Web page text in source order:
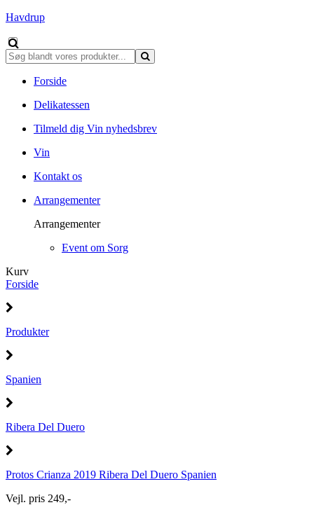
Havdrup
Forside
Delikatessen
Tilmeld dig Vin nyhedsbrev
Vin
Kontakt os
Arrangementer
Arrangementer
Event om Sorg
Kurv
Forside
Produkter
Spanien
Ribera Del Duero
Protos Crianza 2019 Ribera Del Duero Spanien
Vejl. pris 249,-